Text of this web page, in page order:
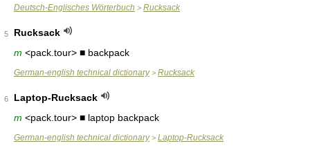
Deutsch-Englisches Wörterbuch > Rucksack
5
Rucksack
m <pack.tour> ■ backpack
German-english technical dictionary> Rucksack
6
Laptop-Rucksack
m <pack.tour> ■ laptop backpack
German-english technical dictionary> Laptop-Rucksack